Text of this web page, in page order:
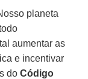
planeta
aumentar as
e incentivar
doCódigo